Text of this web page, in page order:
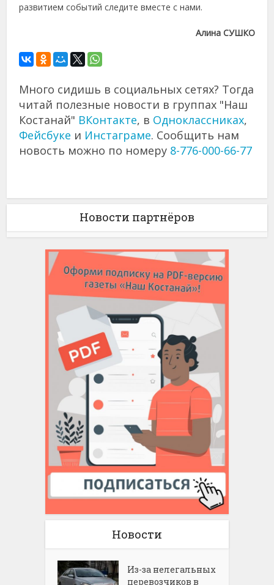
развитием событий следите вместе с нами.
Алина СУШКО
Много сидишь в социальных сетях? Тогда
читай полезные новости в группах "Наш
Костанай" ВКонтакте, в Одноклассниках,
Фейсбуке и Инстаграме. Сообщить нам
новость можно по номеру 8-776-000-66-77
Новости партнёров
Новости
Из-за нелегальных
перевозчиков в